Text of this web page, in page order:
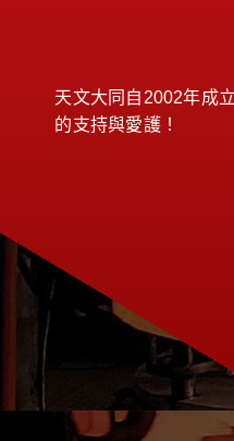
天文大同自2002年成
的支持與愛護！